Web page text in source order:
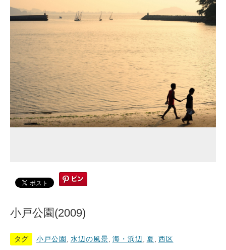
小戸公園(2009)
タグ 小戸公園 水辺の風景 海・浜辺 夏 西区